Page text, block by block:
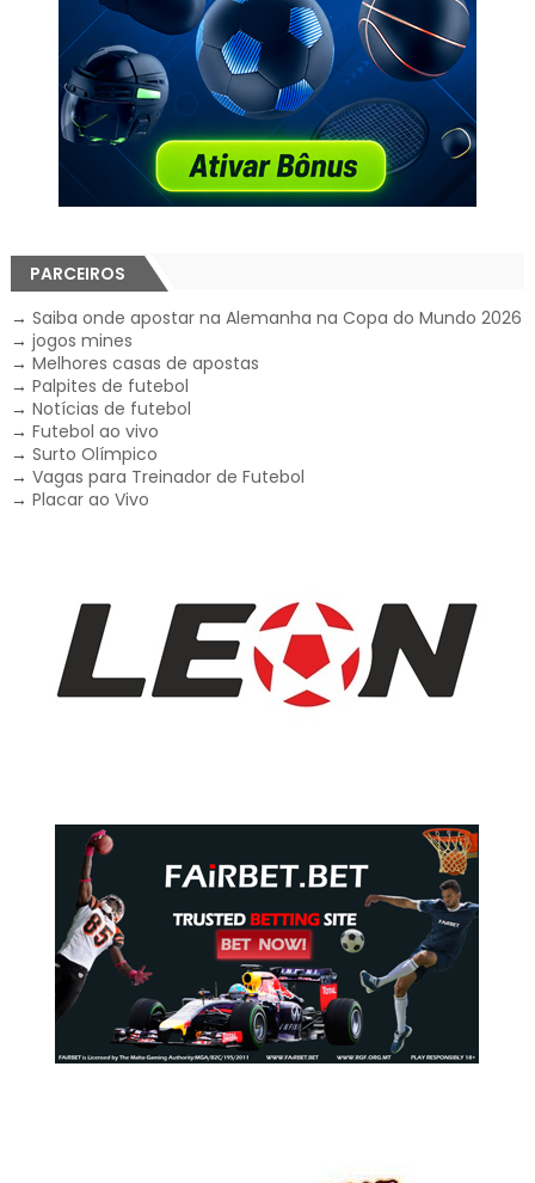
PARCEIROS
→ Saiba onde apostar na Alemanha na Copa do Mundo 2026
→ jogos mines
→ Melhores casas de apostas
→ Palpites de futebol
→ Notícias de futebol
→ Futebol ao vivo
→ Surto Olímpico
→ Vagas para Treinador de Futebol
→ Placar ao Vivo